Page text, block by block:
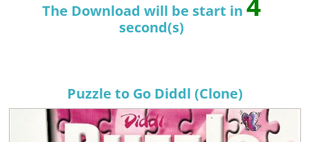
The Download will be start in
second(s)
Puzzle to Go Diddl (Clone)